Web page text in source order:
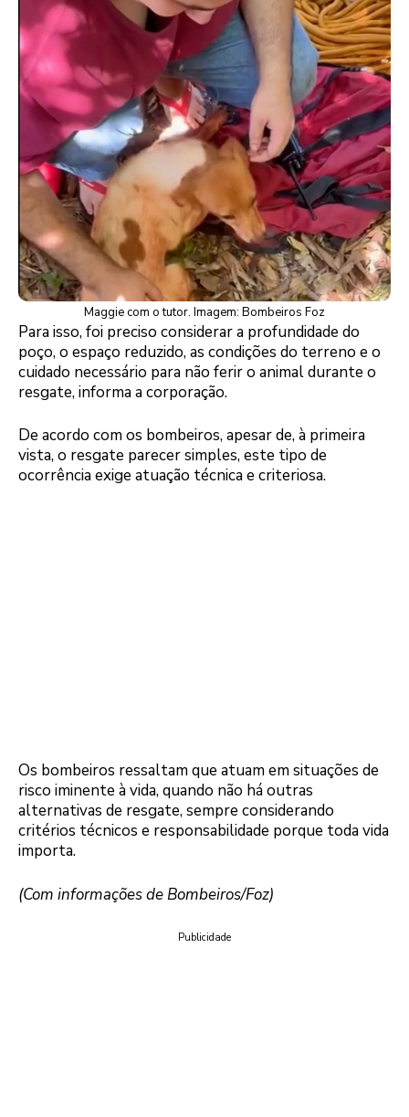
Maggie com o tutor. Imagem: Bombeiros Foz
Para isso, foi preciso considerar a profundidade do
poço, o espaço reduzido, as condições do terreno e o
cuidado necessário para não ferir o animal durante o
resgate, informa a corporação.
De acordo com os bombeiros, apesar de, à primeira
vista, o resgate parecer simples, este tipo de
ocorrência exige atuação técnica e criteriosa.
Os bombeiros ressaltam que atuam em situações de
risco iminente à vida, quando não há outras
alternativas de resgate, sempre considerando
critérios técnicos e responsabilidade porque toda vida
importa.
(Com informações de Bombeiros/Foz)
Publicidade